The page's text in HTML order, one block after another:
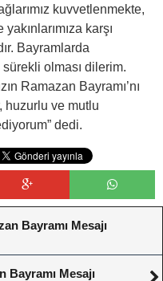
kuvvetlenmekte,
karşı
Bayramlarda
sürekli olması dilerim.
Ramazan Bayramı’nı
huzurlu ve mutlu
dedi.
Bayramı Mesajı
Bayramı Mesajı